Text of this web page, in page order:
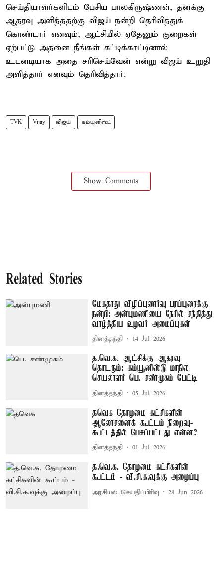
செய்தியாளர்களிடம் பேசிய பாலகிருஷ்ணன், தனக்கு
ஆதரவு அளித்ததற்கு விஜய் நன்றி தெரிவித்துக்
கொண்டார் எனவும், ஆட்சியில் ஏதேனும் குறைகள்
ஏற்பட்டு அதனை நீங்கள் சுட்டிக்காட்டினால்
உடனடியாக அதை சரிசெய்வேன் என்று விஜய் உறுதி
அளித்தார் எனவும் தெரிவித்தார்.
TVK Vijay விஜய் கம்யூனிஸ்ட்
Show Comments
Related Stories
மேகதாது விழிப்புணர்வு பரப்புரைக்கு
நன்றி: அன்புமணியை நேரில் சந்தித்து
வாழ்த்திய உழவர் அமைப்புகள்
தினத்தந்தி 14 Jul 2026
த.வெ.க. ஆட்சிக்கு ஆதரவு
தொடரும்; கம்யூனிஸ்டு மாநில
செயலாளர் பெ. சண்முகம் பேட்டி
தினத்தந்தி 05 Jul 2026
தவெக தோழமை கட்சிகளின்
ஆலோசனைக் கூட்டம் நிறைவு-
கூட்டத்தில் பேசப்பட்டது என்ன?
தினத்தந்தி 01 Jul 2026
த.வெ.க. தோழமை கட்சிகளின்
கூட்டம் - வி.சி.க.வுக்கு அழைப்பு
அரசியல் செய்திப்பிரிவு 28 Jun 2026